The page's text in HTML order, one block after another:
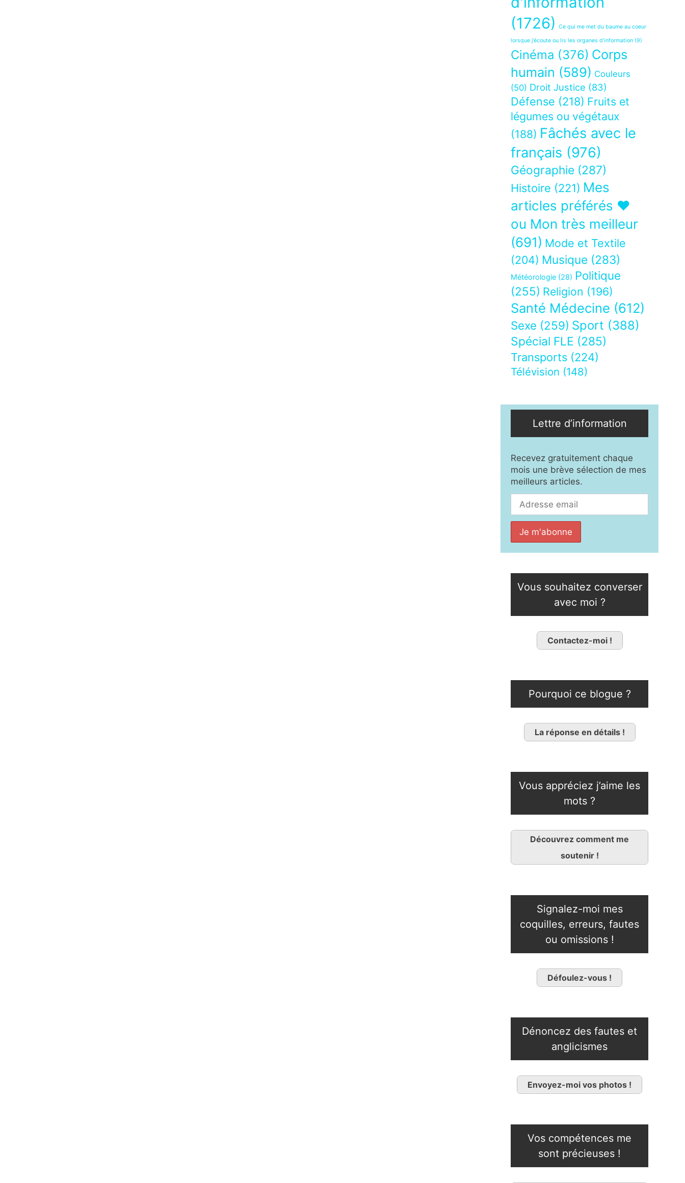
(1726)
Ce qui me met du baume au coeur
lorsque j’écoute ou lis les organes d’information (9)
Cinéma (376) Corps
humain (589) Couleurs
(50) Droit Justice (83)
Défense (218) Fruits et
légumes ou végétaux
(188) Fâchés avec le
français (976)
Géographie (287)
Histoire (221) Mes
articles préférés ❤
ou Mon très meilleur
(691) Mode et Textile
(204) Musique (283)
Météorologie (28) Politique
(255) Religion (196)
Santé Médecine (612)
Sexe (259) Sport (388)
Spécial FLE (285)
Transports (224)
Télévision (148)
Lettre d’information
Recevez gratuitement chaque
mois une brève sélection de mes
meilleurs articles.
Vous souhaitez converser
avec moi ?
Contactez-moi !
Pourquoi ce blogue ?
La réponse en détails !
Vous appréciez j’aime les
mots ?
Découvrez comment me
soutenir !
Signalez-moi mes
coquilles, erreurs, fautes
ou omissions !
Défoulez-vous !
Dénoncez des fautes et
anglicismes
Envoyez-moi vos photos !
Vos compétences me
sont précieuses !